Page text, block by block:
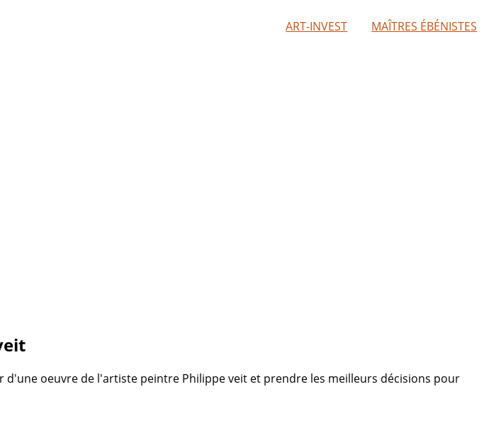
ART-INVEST MAÎTRES ÉBÉNISTES
oeuvre de l'artiste peintre Philippe veit et prendre les meilleurs décisions pour